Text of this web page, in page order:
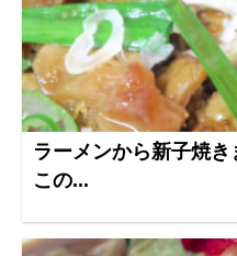
ラーメンから新子焼
この...